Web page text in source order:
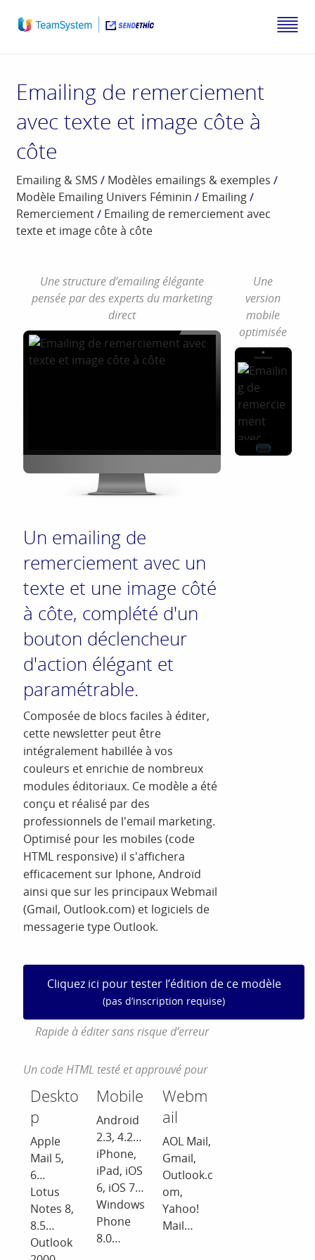
Emailing de remerciement
avec texte et image côte à
côte
Emailing & SMS / Modèles emailings & exemples /
Modèle Emailing Univers Féminin / Emailing/
Remerciement/ Emailing de remerciement avec
texte et image côte à côte
Une structure d’emailing élégante
pensée par des experts du marketing
direct
Une
version
mobile
optimisée
Un emailing de
remerciement avec un
texte et une image côté
à côte, complété d'un
bouton déclencheur
d'action élégant et
paramétrable.
Composée de blocs faciles à éditer,
cette newsletter peut être
intégralement habillée à vos
couleurs et enrichie de nombreux
modules éditoriaux. Ce modèle a été
conçu et réalisé par des
professionnels de l'email marketing.
Optimisé pour les mobiles (code
HTML responsive) il s'affichera
efficacement sur Iphone, Androïd
ainsi que sur les principaux Webmail
(Gmail, Outlook.com) et logiciels de
messagerie type Outlook.
Cliquez ici pour tester l’édition de ce modèle
(pas d’inscription requise)
Rapide à éditer sans risque d’erreur
Un code HTML testé et approuvé pour
Deskto
p
Apple
Mail 5,
6…
Lotus
Notes 8,
8.5…
Outlook
Mobile
Android
2.3, 4.2…
iPhone,
iPad, iOS
6, iOS 7…
Windows
Phone
8.0…
Webm
ail
AOL Mail,
Gmail,
Outlook.c
om,
Yahoo!
Mail…